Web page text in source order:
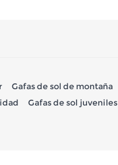
Gafas de sol de montaña
Gafas de sol juveniles